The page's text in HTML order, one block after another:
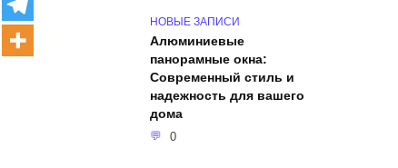
НОВЫЕ ЗАПИСИ
Алюминиевые
панорамные окна:
Современный стиль и
надежность для вашего
дома
0